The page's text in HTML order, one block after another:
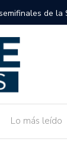
de la
Lo más leído